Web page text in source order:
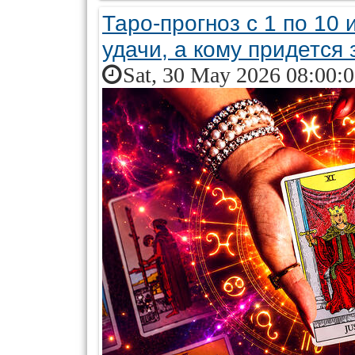
Таро-прогноз с 1 по 10
удачи, а кому придется
Sat, 30 May 2026